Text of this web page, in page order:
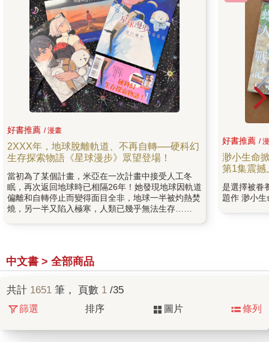
好書推薦 / 漫畫
2XXX年，地球脫離軌道、不再自轉──硬科幻
生存探索物語《星球漫步》眾望登場！
當初為了某個計畫，米亞在一次計畫中接受人工冬
眠，再次返回地球時已相隔26年！她發現地球因軌道
偏離和自轉停止而變得面目全非，地球一半被灼熱焚
燒，另一半又陷入極寒，人類已幾乎無法生存……
好書推薦 /
渺小生命
第1集震撼
是選擇被眷
題作 渺小
中文書 > 全部商品
共計 1651 筆， 頁數 1 /35
篩選 排序 圖片 條列